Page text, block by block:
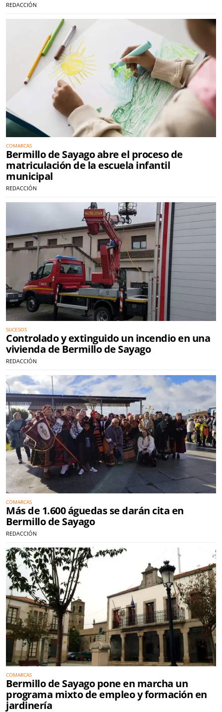
REDACCIÓN
COMARCAS
Bermillo de Sayago abre el proceso de
matriculación de la escuela infantil
municipal
REDACCIÓN
SUCESOS
Controlado y extinguido un incendio en una
vivienda de Bermillo de Sayago
REDACCIÓN
COMARCAS
Más de 1.600 águedas se darán cita en
Bermillo de Sayago
REDACCIÓN
COMARCAS
Bermillo de Sayago pone en marcha un
programa mixto de empleo y formación en
jardinería